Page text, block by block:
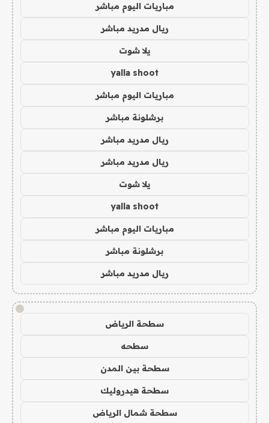
مباريات اليوم مباشر
ريال مدريد مباشر
يلا شوت
yalla shoot
مباريات اليوم مباشر
برشلونة مباشر
ريال مدريد مباشر
ريال مدريد مباشر
يلا شوت
yalla shoot
مباريات اليوم مباشر
برشلونة مباشر
ريال مدريد مباشر
!
سطحة الرياض
سطحه
سطحة بين المدن
سطحة هيدروليك
سطحة شمال الرياض